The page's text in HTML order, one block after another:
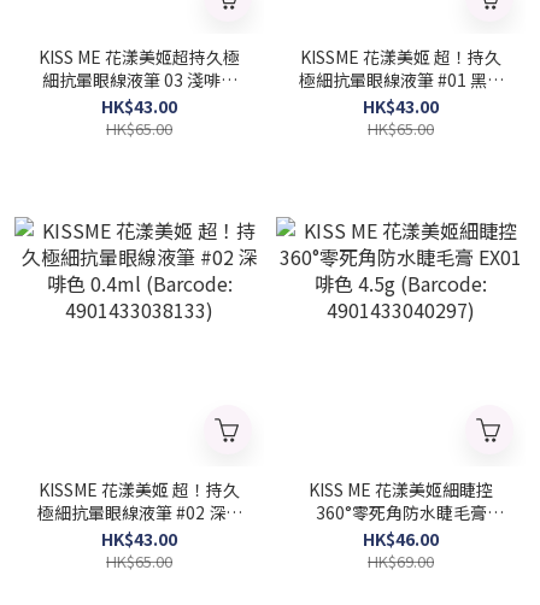
KISS ME 花漾美姬超持久極
細抗暈眼線液筆 03 淺啡色
0.4ml (Barcode:
4901433038140)
HK$43.00
HK$65.00
KISSME 花漾美姬 超！持久
極細抗暈眼線液筆 #01 黑色
0.4ml (Barcode:
4901433038126)
HK$43.00
HK$65.00
KISSME 花漾美姬 超！持久
極細抗暈眼線液筆 #02 深啡
色 0.4ml (Barcode:
4901433038133)
HK$43.00
HK$65.00
KISS ME 花漾美姬細睫控
360°零死角防水睫毛膏
EX01 啡色 4.5g (Barcode:
4901433040297)
HK$46.00
HK$69.00